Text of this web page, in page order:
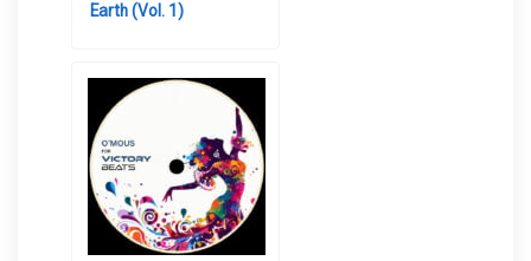
Earth (Vol. 1)